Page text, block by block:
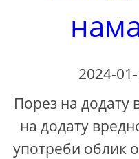
2024-
Порез на додату
на додату
употреби облик